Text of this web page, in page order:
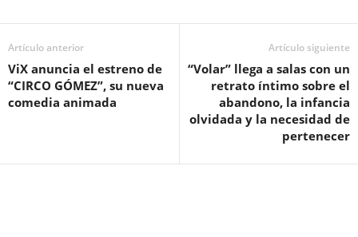
Artículo anterior
ViX anuncia el estreno de
“CIRCO GÓMEZ”, su nueva
comedia animada
Artículo siguiente
“Volar” llega a salas con un
retrato íntimo sobre el
abandono, la infancia
olvidada y la necesidad de
pertenecer